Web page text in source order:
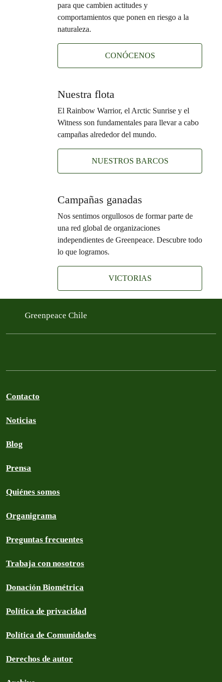
para que cambien actitudes y
comportamientos que ponen en riesgo a la
naturaleza.
CONÓCENOS
Nuestra flota
El Rainbow Warrior, el Arctic Sunrise y el
Witness son fundamentales para llevar a cabo
campañas alrededor del mundo.
NUESTROS BARCOS
Campañas ganadas
Nos sentimos orgullosos de formar parte de
una red global de organizaciones
independientes de Greenpeace. Descubre todo
lo que logramos.
VICTORIAS
Greenpeace Chile
Contacto
Noticias
Blog
Prensa
Quiénes somos
Organigrama
Preguntas frecuentes
Trabaja con nosotros
Donación Biométrica
Política de privacidad
Política de Comunidades
Derechos de autor